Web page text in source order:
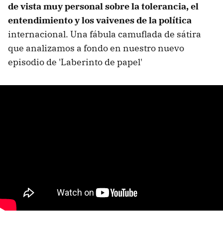
de vista muy personal sobre la tolerancia, el
entendimiento y los vaivenes de la política
internacional. Una fábula camuflada de sátira
que analizamos a fondo en nuestro nuevo
episodio de 'Laberinto de papel'